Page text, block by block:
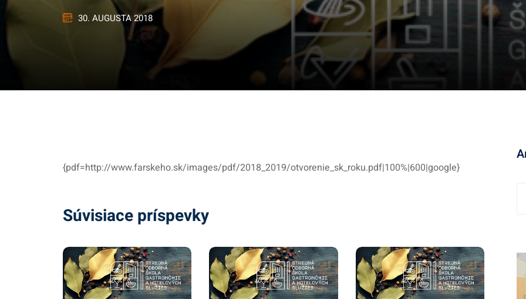
30. AUGUSTA 2018
{pdf=http://www.farskeho.sk/images/pdf/2018_2019/otvorenie_sk_roku.pdf|100%|600|google}
Súvisiace príspevky
í